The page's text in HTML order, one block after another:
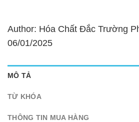
Author: Hóa Chất Đắc Trường
06/01/2025
MÔ TẢ
TỪ KHÓA
THÔNG TIN MUA HÀNG